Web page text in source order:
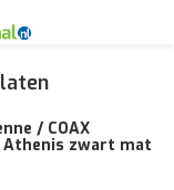
/ COAX
Athenis zwart mat